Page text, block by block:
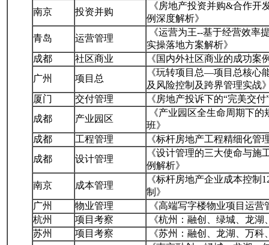
南京
投资并购
《房地产投资并购&合作开
例深度解析》
青岛
运营管理
《运营为王--基于经营效率
实操落地方案解析》
成都
社区商业
《国内外社区商业的成功案
广州
项目总
《玩转项目总—项目总核心
及风险控制及跨界管理实战
厦门
交付管理
《房地产投诉下的“完美交
成都
产业园区
《产业园区全生命周期下
班》
成都
工程管理
《标杆房地产工程精细化管
成都
设计管理
《设计管理的三大使命与施
例解析》
南京
成本管理
《标杆房地产企业成本控制
制》
广州
物业管理
《高端写字楼物业项目运
杭州
项目考察
《杭州：融创、绿城、龙
苏州
项目考察
《苏州：融创、龙湖、万